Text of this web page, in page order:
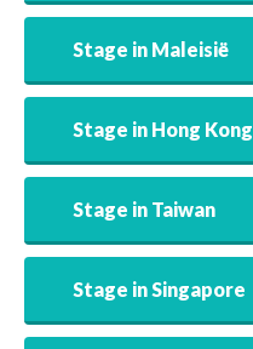
Stage in Maleisië
Stage in Hong Kong
Stage in Taiwan
Stage in Singapore